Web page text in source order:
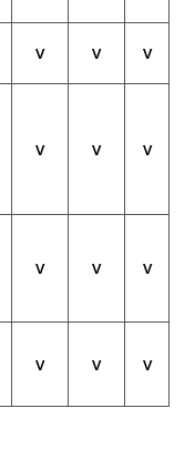
V V V
V V V
V V V
V V V